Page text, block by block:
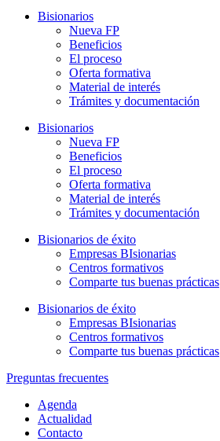
Bisionarios
Nueva FP
Beneficios
El proceso
Oferta formativa
Material de interés
Trámites y documentación
Bisionarios
Nueva FP
Beneficios
El proceso
Oferta formativa
Material de interés
Trámites y documentación
Bisionarios de éxito
Empresas BIsionarias
Centros formativos
Comparte tus buenas prácticas
Bisionarios de éxito
Empresas BIsionarias
Centros formativos
Comparte tus buenas prácticas
Preguntas frecuentes
Agenda
Actualidad
Contacto